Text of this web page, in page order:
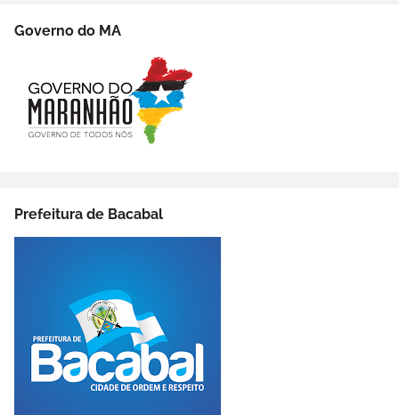
Governo do MA
Prefeitura de Bacabal